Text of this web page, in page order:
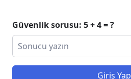
Güvenlik sorusu: 5 + 4 = ?
Giriş Yap